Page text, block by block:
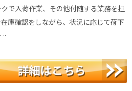
で入荷作業、その他付随する業務を担
庫確認をしながら、状況に応じて荷下
…